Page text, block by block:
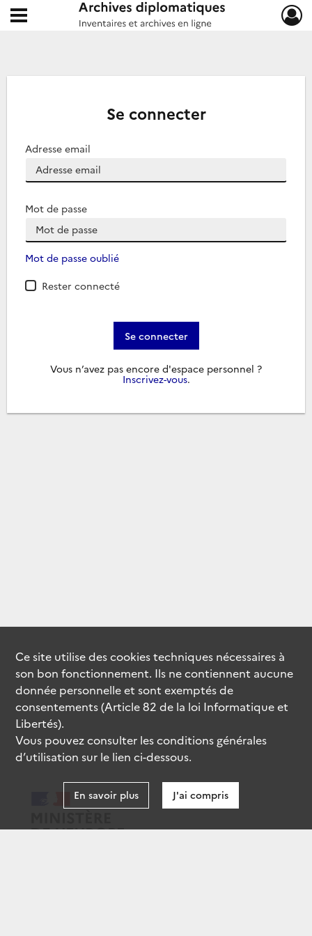
Archives diplomatiques
Ouvrir le menu déroulant
Se connecter
Adresse email
Mot de passe
Mot de passe oublié
Rester connecté
Se connecter
Vous n’avez pas encore d'espace personnel ?
Inscrivez-vous.
Ce site utilise descookiestechniques nécessaires à
son bon fonctionnement. Ils ne contiennent aucune
donnée personnelle et sont exemptés de
consentements (Article 82 de la loi Informatique et
Libertés).
Vous pouvez consulter les conditions générales
d’utilisation sur le lien ci-dessous.
En savoir plus J'ai compris